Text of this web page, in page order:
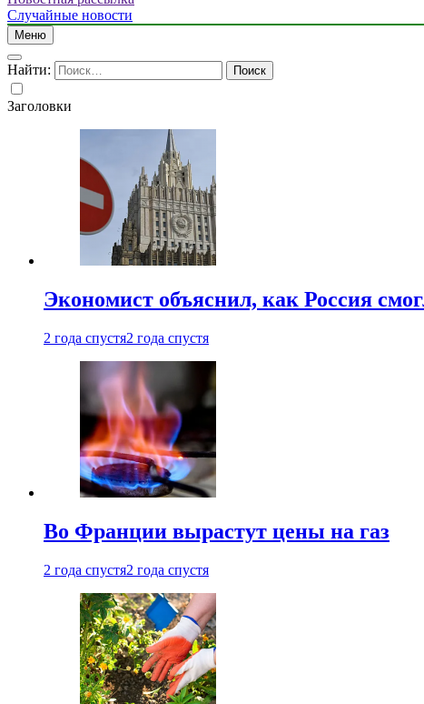
Случайные новости
Меню
Найти:
Заголовки
Экономист объяснил, как Россия
2 года спустя2 года спустя
Во Франции вырастут цены на газ
2 года спустя2 года спустя